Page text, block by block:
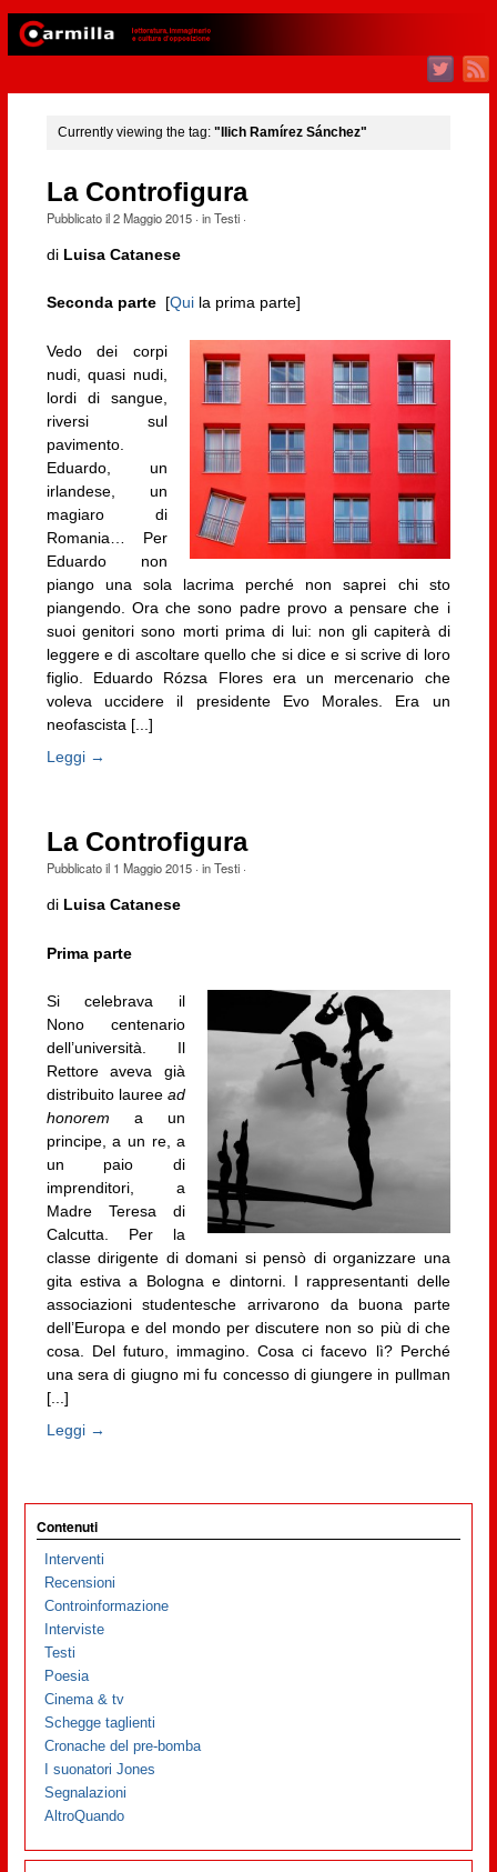
Currently viewing the tag: "Ilich Ramírez Sánchez"
La Controfigura
Pubblicato il2 Maggio 2015· inTesti·
di Luisa Catanese
Seconda parte [Quila prima parte]
Vedo dei corpi
nudi, quasi nudi,
lordi di sangue,
riversi sul
pavimento.
Eduardo, un
irlandese, un
magiaro di
Romania… Per
Eduardo non
piango una sola lacrima perché non saprei chi sto
piangendo. Ora che sono padre provo a pensare che i
suoi genitori sono morti prima di lui: non gli capiterà di
leggere e di ascoltare quello che si dice e si scrive di loro
figlio. Eduardo Rózsa Flores era un mercenario che
voleva uccidere il presidente Evo Morales. Era un
neofascista [...]
Leggi →
La Controfigura
Pubblicato il 1 Maggio 2015· inTesti·
di Luisa Catanese
Prima parte
Si celebrava il
Nono centenario
dell’università. Il
Rettore aveva già
distribuito laureead
honorem a un
principe, a un re, a
un paio di
imprenditori, a
Madre Teresa di
Calcutta. Per la
classe dirigente di domani si pensò di organizzare una
gita estiva a Bologna e dintorni. I rappresentanti delle
associazioni studentesche arrivarono da buona parte
dell’Europa e del mondo per discutere non so più di che
cosa. Del futuro, immagino. Cosa ci facevo lì? Perché
una sera di giugno mi fu concesso di giungere in pullman
[...]
Leggi →
Contenuti
Interventi
Recensioni
Controinformazione
Interviste
Testi
Poesia
Cinema & tv
Schegge taglienti
Cronache del pre-bomba
I suonatori Jones
Segnalazioni
AltroQuando